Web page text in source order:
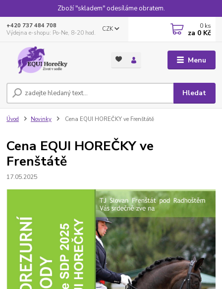
Zboží "skladem" odesíláme obratem.
Menu
CZK
Hledat
+420 737 484 708
Výdejna e-shopu: Po-Ne, 8-20 hod.
0 ks
za 0 Kč
Úvod Novinky Cena EQUI HOREČKY ve Frenštátě
Cena EQUI HOREČKY ve
Frenštátě
17.05.2025